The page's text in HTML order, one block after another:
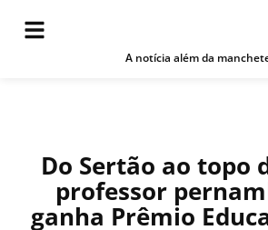
A notícia além da
Do Sertão ao topo
professor
ganha Prêmio